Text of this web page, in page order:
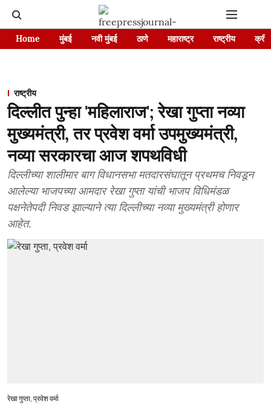
Home मुंबई नवी मुंबई ठाणे महाराष्ट्र राष्ट्रीय
राष्ट्रीय
दिल्लीत पुन्हा 'महिलाराज'; रेखा गुप्ता नव्या
मुख्यमंत्री, तर प्रवेश वर्मा उपमुख्यमंत्री,
नव्या सरकारचा आज शपथविधी
दिल्लीच्या शालीमार बाग विधानसभा मतदारसंघातून प्रथमच निवडून
आलेल्या भाजपच्या आमदार रेखा गुप्ता यांची भाजप विधिमंडळ
पक्षनेतेपदी निवड झाल्याने त्या दिल्लीच्या नव्या मुख्यमंत्री होणार
आहेत.
रेखा गुप्ता, प्रवेश वर्मा